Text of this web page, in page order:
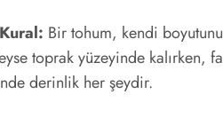
Bir tohum, kendi
toprak yüzeyinde kalırken,
derinlik her şeydir.